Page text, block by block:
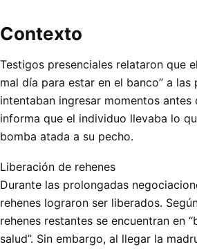
Contexto
Testigos presenciales relataron que
mal día para estar en el banco” a las
intentaban ingresar momentos antes
informa que el individuo llevaba lo
bomba atada a su pecho.
Liberación de rehenes
Durante las prolongadas
rehenes lograron ser liberados.
rehenes restantes se encuentran en
salud”. Sin embargo, al llegar la